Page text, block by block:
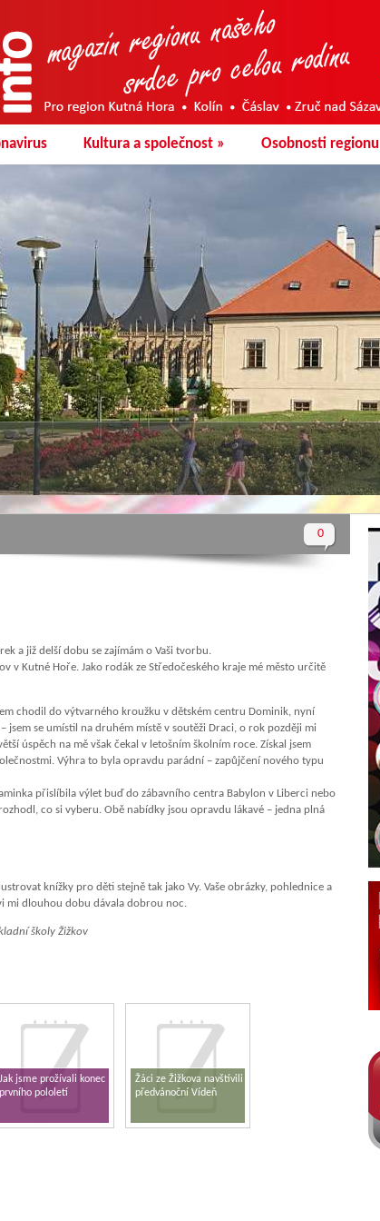
Kultura a společnost » Osobnosti regionu
0
a již delší dobu se zajímám o Vaši tvorbu.
v Kutné Hoře. Jako rodák ze Středočeského kraje mé město určitě
chodil do výtvarného kroužku v dětském centru Dominik, nyní
jsem se umístil na druhém místě v soutěži Draci, o rok později mi
úspěch na mě však čekal v letošním školním roce. Získal jsem
Výhra to byla opravdu parádní – zapůjčení nového typu
přislíbila výlet buď do zábavního centra Babylon v Liberci nebo
co si vyberu. Obě nabídky jsou opravdu lákavé – jedna plná
knížky pro děti stejně tak jako Vy. Vaše obrázky, pohlednice a
mi dlouhou dobu dávala dobrou noc.
školy Žižkov
Jak jsme prožívali konec
prvního pololetí
Žáci ze Žižkova navštívili
předvánoční Vídeň